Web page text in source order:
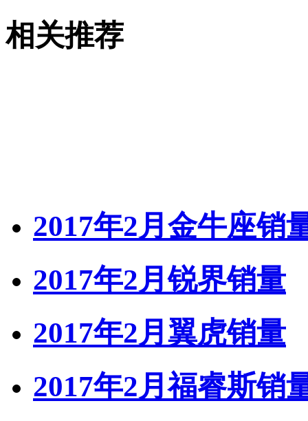
相关推荐
2017年2月金牛座销
2017年2月锐界销量
2017年2月翼虎销量
2017年2月福睿斯销